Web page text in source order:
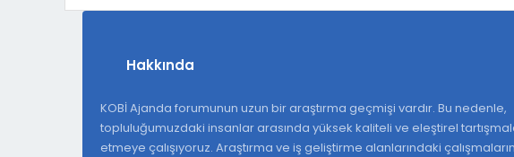
Hakkında
KOBİ Ajanda forumunun uzun bir araştırma geçmişi vardır. Bu nedenle,
topluluğumuzdaki insanlar arasında yüksek kaliteli ve eleştirel
etmeye çalışıyoruz. Araştırma ve iş geliştirme alanlarındaki